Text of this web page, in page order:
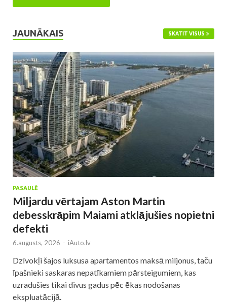
JAUNĀKAIS SKATĪT VISUS
PASAULĒ
Miljardu vērtajam Aston Martin
debesskrāpim Maiami atklājušies nopietni
defekti
6.augusts, 2026 - iAuto.lv
Dzīvokļi šajos luksusa apartamentos maksā miljonus, taču
īpašnieki saskaras nepatīkamiem pārsteigumiem, kas
uzradušies tikai divus gadus pēc ēkas nodošanas
ekspluatācijā.